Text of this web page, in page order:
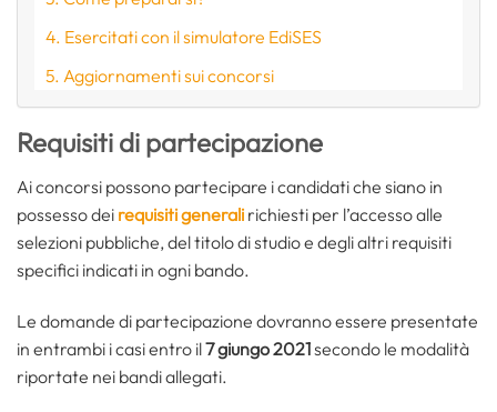
Esercitati con il simulatore EdiSES
Aggiornamenti sui concorsi
Requisiti di partecipazione
Ai concorsi possono partecipare i candidati che siano in
possesso dei requisiti generali richiesti per l’accesso alle
selezioni pubbliche, del titolo di studio e degli altri requisiti
specifici indicati in ogni bando.
Le domande di partecipazione dovranno essere presentate
in entrambi i casi entro il7 giungo 2021secondo le modalità
riportate nei bandi allegati.